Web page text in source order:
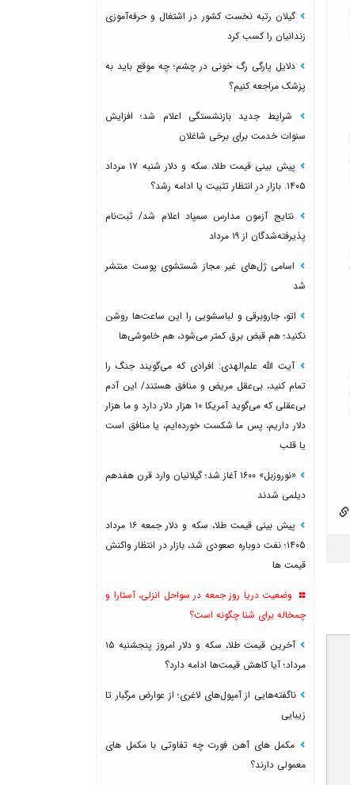
گیلان رتبه نخست کشور در اشتغال و حرفه‌آموزی
زندانیان را کسب کرد
دلایل پارگی رگ خونی در چشم؛ چه موقع باید به
پزشک مراجعه کنیم؟
شرایط جدید بازنشستگی اعلام شد؛ افزایش
سنوات خدمت برای برخی شاغلان
پیش بینی قیمت طلا، سکه و دلار شنبه ۱۷ مرداد
۱۴۰۵. بازار در انتظار تثبیت یا ادامه رشد؟
نتایج آزمون مدارس سمپاد اعلام شد/ ثبت‌نام
پذیرفته‌شدگان از ۱۹ مرداد
اسامی ژل‌های غیر مجاز شستشوی پوست منتشر
شد
اتو، جاروبرقی و لباسشویی را این ساعت‌ها روشن
نکنید؛ هم قبض برق کمتر می‌شود، هم خاموشی‌ها
آیت الله علم‌الهدی: افرادی که می‌گویند جنگ را
تمام کنید، بی‌عقل مریض و منافق هستند/ این آدم
بی‌عقلی که می‌گوید آمریکا ۱۰ هزار دلار دارد و ما هزار
دلار داریم، پس ما شکست خورده‌ایم، یا منافق است
یا قلب
«نوروزبل» ۱۶۰۰ آغاز شد؛ گیلانیان وارد قرن هفدهم
دیلمی شدند
پیش بینی قیمت طلا، سکه و دلار جمعه ۱۶ مرداد
۱۴۰۵؛ نفت دوباره صعودی شد، بازار در انتظار واکنش
قیمت ها
وضعیت دریا روز جمعه در سواحل انزلی، آستارا و
چمخاله برای شنا چگونه است؟
آخرین قیمت طلا، سکه و دلار امروز پنجشنبه ۱۵
مرداد؛ آیا کاهش قیمت‌ها ادامه دارد؟
ناگفته‌هایی از آمپول‌های لاغری؛ از عوارض مرگبار تا
زیبایی
مکمل های آهن فورت چه تفاوتی با مکمل های
معمولی دارند؟